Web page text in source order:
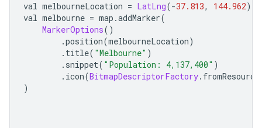
val melbourneLocation = LatLng(-37.813, 144.962)
val melbourne = map .addMarker(
MarkerOptions()
.position(melbourneLocation)
. title( "Melbourne" )
. snippet( "Population: 4,137,400" )
. icon(BitmapDescriptorFactory. fromResource
)